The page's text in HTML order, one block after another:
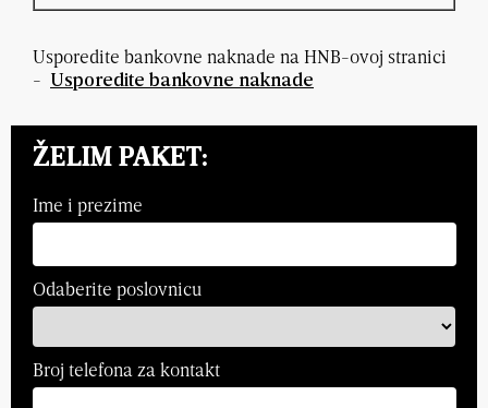
Usporedite bankovne naknade na HNB-ovoj stranici
-
Usporedite bankovne naknade
ŽELIM PAKET:
Ime i prezime
Odaberite poslovnicu
Broj telefona za kontakt